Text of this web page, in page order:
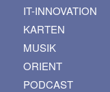
IT-INNOVATION
KARTEN
MUSIK
ORIENT
PODCAST